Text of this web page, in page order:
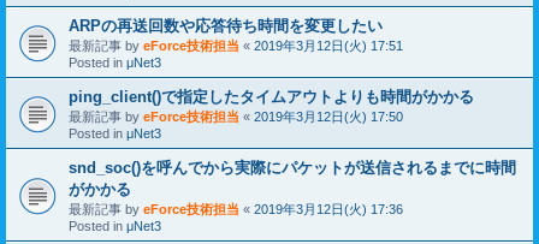
ARPの再送回数や応答待ち時間を変更したい
最新記事 by eForce技術担当 « 2019年3月12日(火) 17:51
Posted in μNet3
ping_client()で指定したタイムアウトよりも時間がかかる
最新記事 by eForce技術担当 « 2019年3月12日(火) 17:50
Posted in μNet3
snd_soc()を呼んでから実際にパケットが送信されるまでに時間
がかかる
最新記事 by eForce技術担当 « 2019年3月12日(火) 17:36
Posted in μNet3